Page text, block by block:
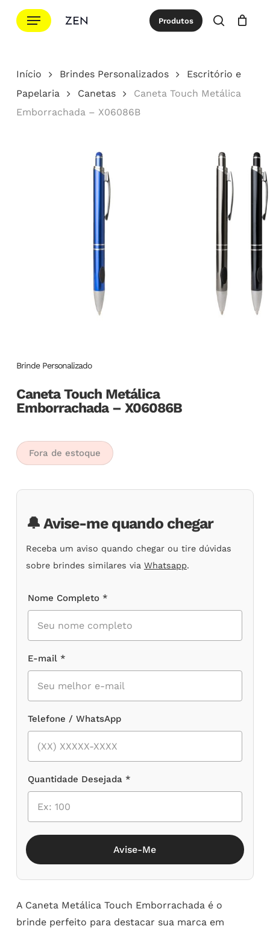
para
principal
Menu Produtos
procurar
Cotação Close
Início Brindes Personalizados
Escritório e
Papelaria
Canetas
Caneta Touch Metálica
Emborrachada – X06086B
Brinde Personalizado
Caneta Touch Metálica
Emborrachada – X06086B
Fora de estoque
🔔 Avise-me quando chegar
Receba um aviso quando chegar ou tire dúvidas
sobre brindes similares via Whatsapp.
Nome Completo *
E-mail *
Telefone / WhatsApp
Quantidade Desejada *
Avise-Me
A Caneta Metálica Touch Emborrachada é o
brinde perfeito para destacar sua marca em